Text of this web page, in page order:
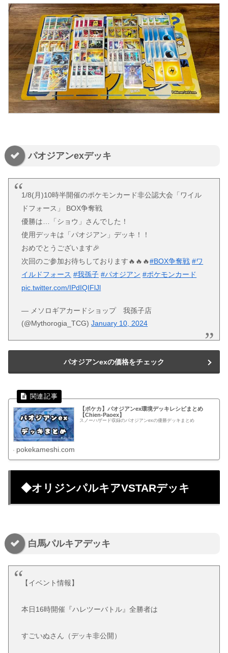
パオジアンexデッキ
1/8(月)10時半開催のポケモンカード非公認大会「ワイル
ドフォース」 BOX争奪戦
優勝は…「ショウ」さんでした！
使用デッキは「パオジアン」デッキ！！
おめでとうございます🎉
次回のご参加お待ちしております🔥🔥🔥#BOX争奪戦 #ワ
イルドフォース #我孫子 #パオジアン #ポケモンカード
pic.twitter.com/IPdIQIFlJl
— メソロギアカードショップ 我孫子店
(@Mythorogia_TCG)January 10, 2024
パオジアンexの価格をチェック
【ポケカ】パオジアンex環境デッキレシピまとめ
【Chien-Paoex】
スノーハザード収録のパオジアンexの優勝デッキまとめ
pokekameshi.com
◆オリジンパルキアVSTARデッキ
白馬パルキアデッキ
【イベント情報】
本日16時開催『ハレツーバトル』全勝者は
すごいぬさん（デッキ非公開）